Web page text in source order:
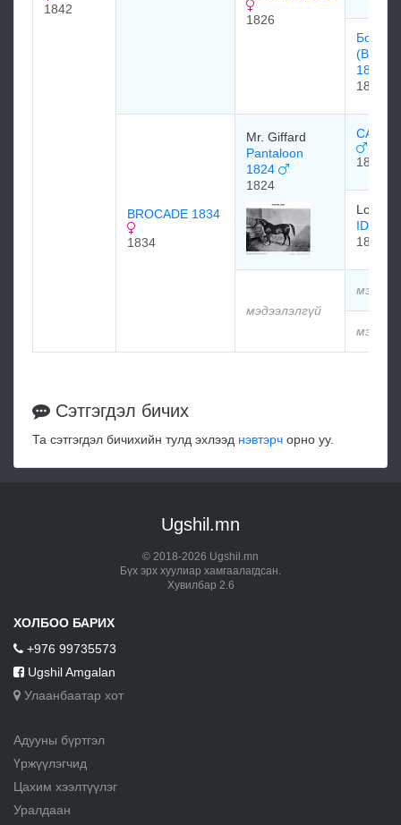
1842
1826
1807
1807
BROCADE 1834
1834
Mr. Giffard
Pantaloon
1824
1824
1801
Lord
IDALIA
1815
мэдээлэлгүй
Сэтгэгдэл бичих
Та сэтгэгдэл бичихийн тулд эхлээд нэвтэрч орно уу.
Ugshil.mn
© 2018-2026 Ugshil.mn
Бүх эрх хуулиар хамгаалагдсан.
Хувилбар 2.6
ХОЛБОО БАРИХ
+976 99735573
Ugshil Amgalan
Улаанбаатар хот
Адууны бүртгэл
Үржүүлэгчид
Цахим хээлтүүлэг
Уралдаан